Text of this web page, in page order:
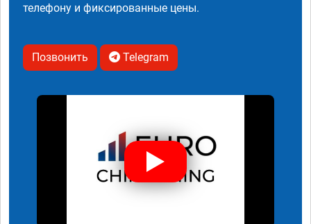
телефону и фиксированные цены.
Позвонить Telegram